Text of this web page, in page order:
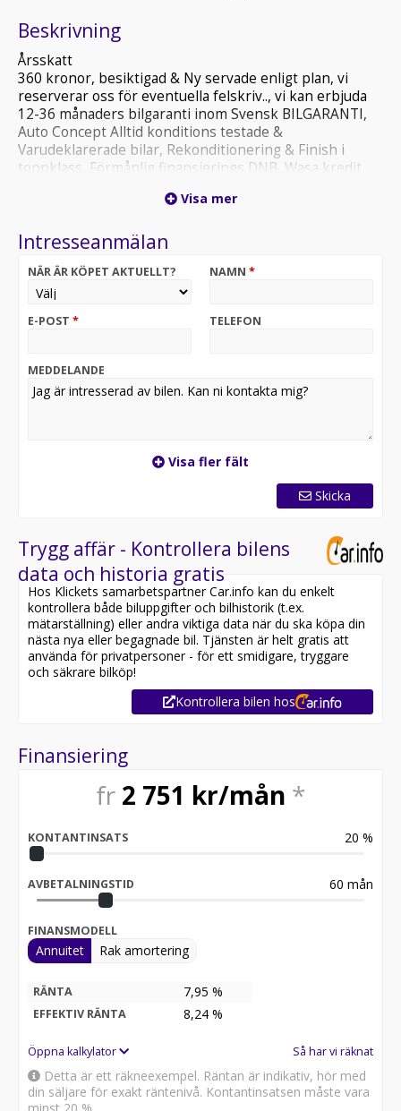
Beskrivning
Årsskatt
360 kronor, besiktigad & Ny servade enligt plan, vi
reserverar oss för eventuella felskriv.., vi kan erbjuda
12-36 månaders bilgaranti inom Svensk BILGARANTI,
Auto Concept Alltid konditions testade &
Varudeklarerade bilar, Rekonditionering & Finish i
toppklass, Förmånlig finansierings DNB, Wasa kredit,
inbyte.. Vår målsättning är att skapa trygghet runt
återkommer till oss även vid senare affärer Sam 0707-
ÖPPETTIDER Mån-Fre 10-18 Lör 11-15...Söndagar eller
övrig tid enligt överenskommelse....
Visa mer
Intresseanmälan
NÄR ÄR KÖPET AKTUELLT? NAMN *
E-POST * TELEFON
MEDDELANDE
Visa fler fält
Skicka
Trygg affär - Kontrollera bilens
data och historia gratis
Hos Klickets samarbetspartner Car.info kan du enkelt
kontrollera både biluppgifter och bilhistorik (t.ex.
mätarställning) eller andra viktiga data när du ska köpa din
nästa nya eller begagnade bil. Tjänsten är helt gratis att
använda för privatpersoner - för ett smidigare, tryggare
och säkrare bilköp!
Kontrollera bilen hos
Finansiering
fr 2 751 kr/mån *
KONTANTINSATS 20 %
AVBETALNINGSTID 60 mån
FINANSMODELL
Annuitet Rak amortering
RÄNTA 7,95 %
EFFEKTIV RÄNTA 8,24 %
Öppna kalkylator Så har vi räknat
Detta är ett räkneexempel. Räntan är indikativ, hör med
din säljare för exakt räntenivå. Kontantinsatsen måste vara
minst 20 %.